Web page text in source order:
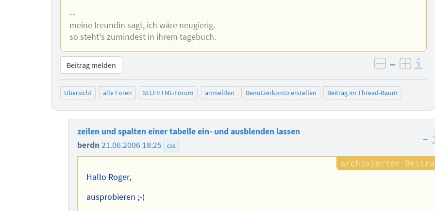
--
meine freundin sagt, ich wäre neugierig.
so steht's zumindest in ihrem tagebuch.
Beitrag melden negativ
–
Übersicht alle Foren SELFHTML-Forum anmelden Benutzerkonto erstellen Beitrag im Thread-Baum
zeilen und spalten einer tabelle ein- und ausblenden lassen
berdn21.06.2006 18:25 css –
Hallo Roger,
ausprobieren ;-)